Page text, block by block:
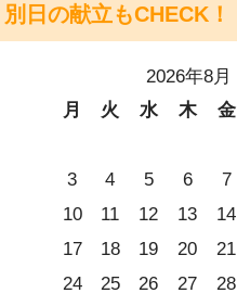
別日の献立もCHECK！
2026年8月
月
火 水 木 金
3
4 5 6 7
10
11 12 13 14
17
18 19 20 21
24
25 26 27 28